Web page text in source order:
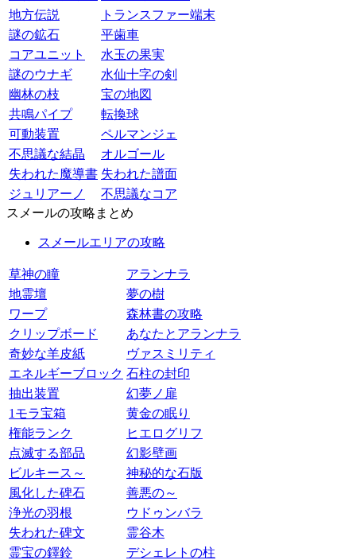
地方伝説
トランスファー端末
謎の鉱石
平歯車
コアユニット
水玉の果実
謎のウナギ
水仙十字の剣
幽林の枝
宝の地図
共鳴パイプ
転換球
可動装置
ペルマンジェ
不思議な結晶
オルゴール
失われた魔導書 失われた譜面
ジュリアーノ
不思議なコア
スメールの攻略まとめ
スメールエリアの攻略
草神の瞳
アランナラ
地霊壇
夢の樹
ワープ
森林書の攻略
クリップボード
あなたとアランナラ
奇妙な羊皮紙
ヴァスミリティ
エネルギーブロック 石柱の封印
抽出装置
幻夢ノ扉
1モラ宝箱
黄金の眠り
権能ランク
ヒエログリフ
点滅する部品
幻影壁画
ビルキース～
神秘的な石版
風化した碑石
善悪の～
浄光の羽根
ウドゥンバラ
失われた碑文
霊谷木
霊宝の鐸鈴
デシェレトの柱